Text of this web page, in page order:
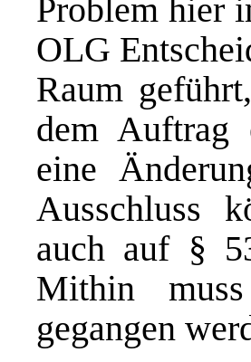
Problem hier
OLG
Raum
dem Auftrag
eine
Ausschluss
auch auf §
Mithin
gegangen